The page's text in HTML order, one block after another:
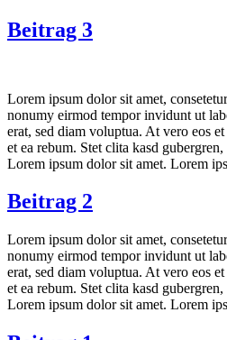
Beitrag 3
Lorem ipsum dolor sit amet,
nonumy eirmod tempor invidunt ut
erat, sed diam voluptua. At vero eos
et ea rebum. Stet clita kasd
Lorem ipsum dolor sit amet. Lorem
Beitrag 2
Lorem ipsum dolor sit amet,
nonumy eirmod tempor invidunt ut
erat, sed diam voluptua. At vero eos
et ea rebum. Stet clita kasd
Lorem ipsum dolor sit amet. Lorem